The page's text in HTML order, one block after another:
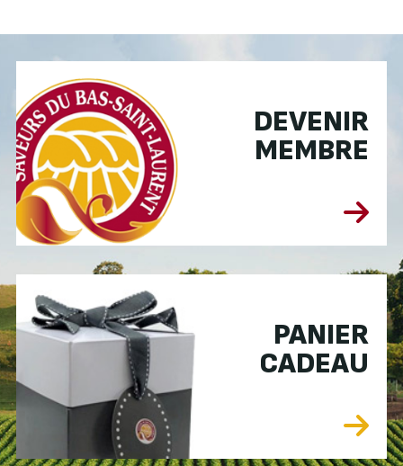
DEVENIR
MEMBRE
PANIER
CADEAU